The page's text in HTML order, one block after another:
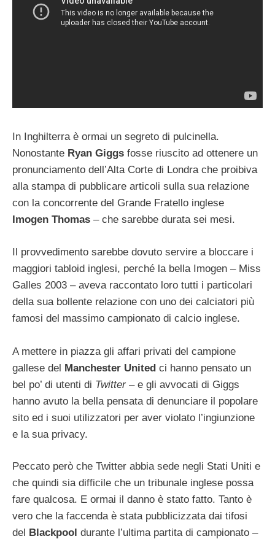
In Inghilterra è ormai un segreto di pulcinella.
Nonostante Ryan Giggs fosse riuscito ad ottenere un
pronunciamento dell’Alta Corte di Londra che proibiva
alla stampa di pubblicare articoli sulla sua relazione
con la concorrente del Grande Fratello inglese
Imogen Thomas – che sarebbe durata sei mesi.
Il provvedimento sarebbe dovuto servire a bloccare i
maggiori tabloid inglesi, perché la bella Imogen – Miss
Galles 2003 – aveva raccontato loro tutti i particolari
della sua bollente relazione con uno dei calciatori più
famosi del massimo campionato di calcio inglese.
A mettere in piazza gli affari privati del campione
gallese del Manchester United ci hanno pensato un
bel po’ di utenti di Twitter– e gli avvocati di Giggs
hanno avuto la bella pensata di denunciare il popolare
sito ed i suoi utilizzatori per aver violato l’ingiunzione
e la sua privacy.
Peccato però che Twitter abbia sede negli Stati Uniti e
che quindi sia difficile che un tribunale inglese possa
fare qualcosa. E ormai il danno è stato fatto. Tanto è
vero che la faccenda è stata pubblicizzata dai tifosi
del Blackpool durante l’ultima partita di campionato –